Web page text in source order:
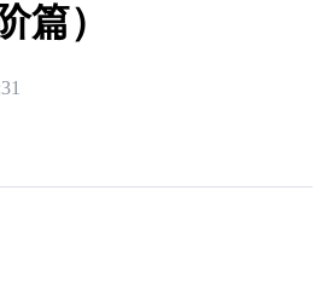
阶篇）